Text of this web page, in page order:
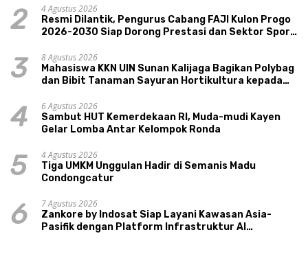
2
4 Agustus 2026
Resmi Dilantik, Pengurus Cabang FAJI Kulon Progo
2026-2030 Siap Dorong Prestasi dan Sektor Sport
3
8 Agustus 2026
Mahasiswa KKN UIN Sunan Kalijaga Bagikan Polybag
dan Bibit Tanaman Sayuran Hortikultura kepada
4
6 Agustus 2026
Sambut HUT Kemerdekaan RI, Muda-mudi Kayen
Gelar Lomba Antar Kelompok Ronda
5
4 Agustus 2026
Tiga UMKM Unggulan Hadir di Semanis Madu
Condongcatur
6
7 Agustus 2026
Zankore by Indosat Siap Layani Kawasan Asia-
Pasifik dengan Platform Infrastruktur AI